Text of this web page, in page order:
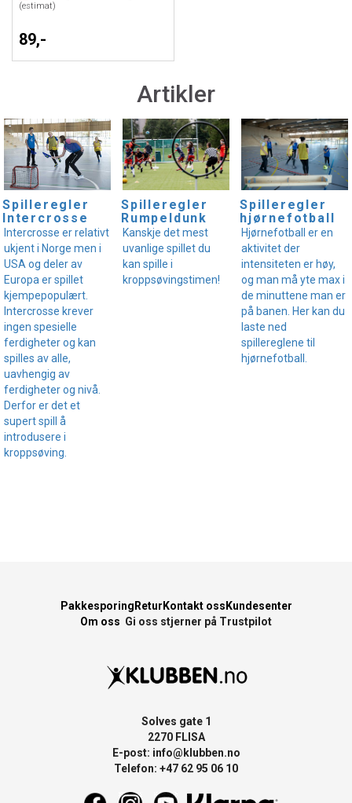
(estimat)
89,-
Artikler
Spilleregler
Intercrosse
Intercrosse er relativt
ukjent i Norge men i
USA og deler av
Europa er spillet
kjempepopulært.
Intercrosse krever
ingen spesielle
ferdigheter og kan
spilles av alle,
uavhengig av
ferdigheter og nivå.
Derfor er det et
supert spill å
introdusere i
kroppsøving.
Spilleregler
Rumpeldunk
Kanskje det mest
uvanlige spillet du
kan spille i
kroppsøvingstimen!
Spilleregler
hjørnefotball
Hjørnefotball er en
aktivitet der
intensiteten er høy,
og man må yte max i
de minuttene man er
på banen. Her kan du
laste ned
spillereglene til
hjørnefotball.
Pakkesporing Retur Kontakt oss Kundesenter
Om oss Gi oss stjerner på Trustpilot
Solves gate 1
2270 FLISA
E-post: info@klubben.no
Telefon: +47 62 95 06 10